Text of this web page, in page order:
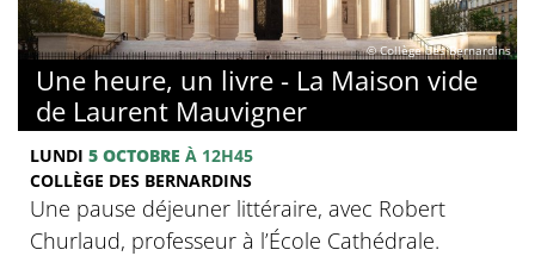
© Collège des Bernardins
Une heure, un livre - La Maison vide
de Laurent Mauvigner
LUNDI 5 OCTOBRE À 12H45
COLLÈGE DES BERNARDINS
Une pause déjeuner littéraire, avec Robert
Churlaud, professeur à l’École Cathédrale.